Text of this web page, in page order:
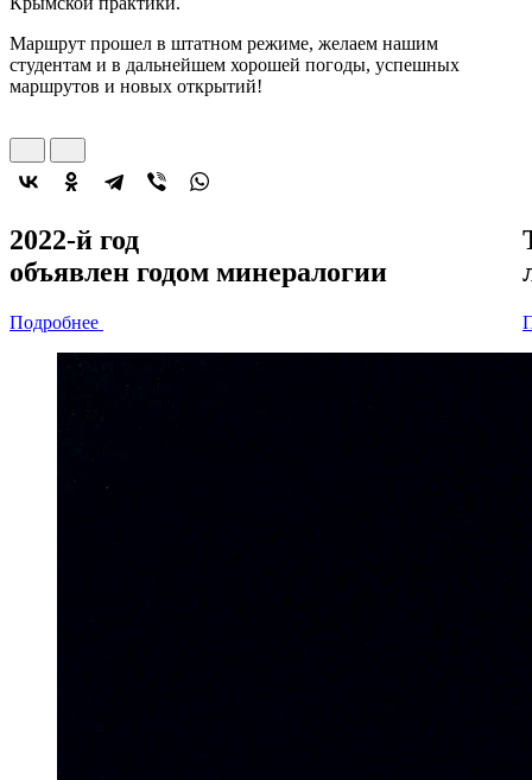
Маршрут прошел в штатном режиме, желаем нашим
студентам и в дальнейшем хорошей погоды, успешных
маршрутов и новых открытий!
2022-й год
объявлен годом минералогии
Подробнее